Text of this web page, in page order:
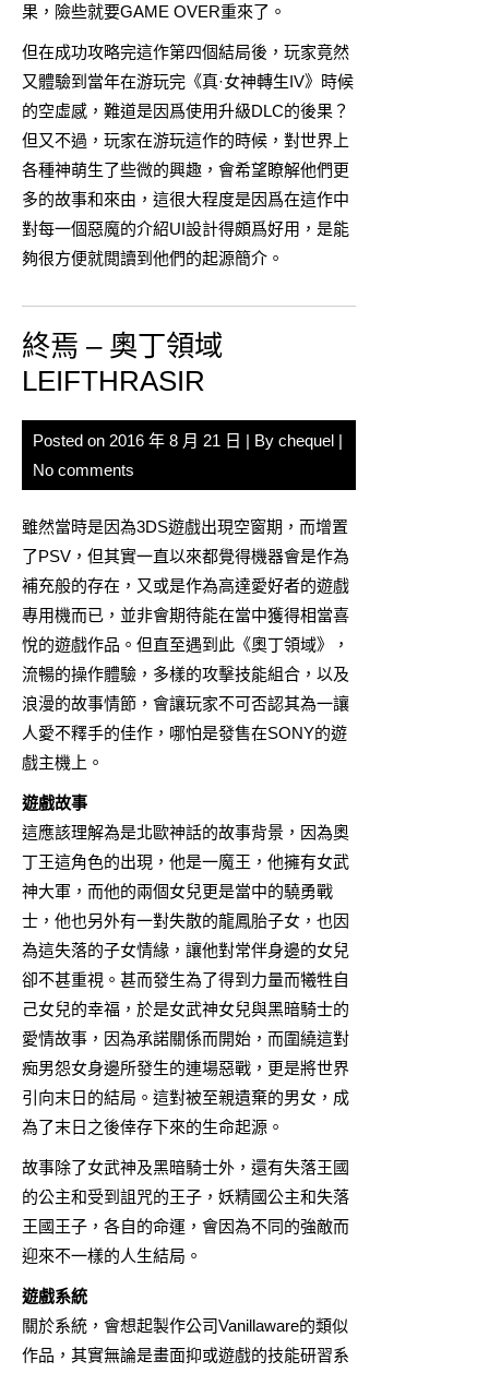
果，險些就要GAME OVER重來了。
但在成功攻略完這作第四個結局後，玩家竟然
又體驗到當年在游玩完《真·女神轉生IV》時候
的空虛感，難道是因爲使用升級DLC的後果？
但又不過，玩家在游玩這作的時候，對世界上
各種神萌生了些微的興趣，會希望瞭解他們更
多的故事和來由，這很大程度是因爲在這作中
對每一個惡魔的介紹UI設計得頗爲好用，是能
夠很方便就閲讀到他們的起源簡介。
終焉 – 奧丁領域
LEIFTHRASIR
Posted on 2016 年 8 月 21 日 | By chequel |
No comments
雖然當時是因為3DS遊戲出現空窗期，而增置
了PSV，但其實一直以來都覺得機器會是作為
補充般的存在，又或是作為高達愛好者的遊戲
專用機而已，並非會期待能在當中獲得相當喜
悅的遊戲作品。但直至遇到此《奧丁領域》，
流暢的操作體驗，多樣的攻擊技能組合，以及
浪漫的故事情節，會讓玩家不可否認其為一讓
人愛不釋手的佳作，哪怕是發售在SONY的遊
戲主機上。
遊戲故事
這應該理解為是北歐神話的故事背景，因為奧
丁王這角色的出現，他是一魔王，他擁有女武
神大軍，而他的兩個女兒更是當中的驍勇戰
士，他也另外有一對失散的龍鳳胎子女，也因
為這失落的子女情緣，讓他對常伴身邊的女兒
卻不甚重視。甚而發生為了得到力量而犧牲自
己女兒的幸福，於是女武神女兒與黑暗騎士的
愛情故事，因為承諾關係而開始，而圍繞這對
痴男怨女身邊所發生的連場惡戰，更是將世界
引向末日的結局。這對被至親遺棄的男女，成
為了末日之後倖存下來的生命起源。
故事除了女武神及黑暗騎士外，還有失落王國
的公主和受到詛咒的王子，妖精國公主和失落
王國王子，各自的命運，會因為不同的強敵而
迎來不一樣的人生結局。
遊戲系統
關於系統，會想起製作公司Vanillaware的類似
作品，其實無論是畫面抑或遊戲的技能研習系